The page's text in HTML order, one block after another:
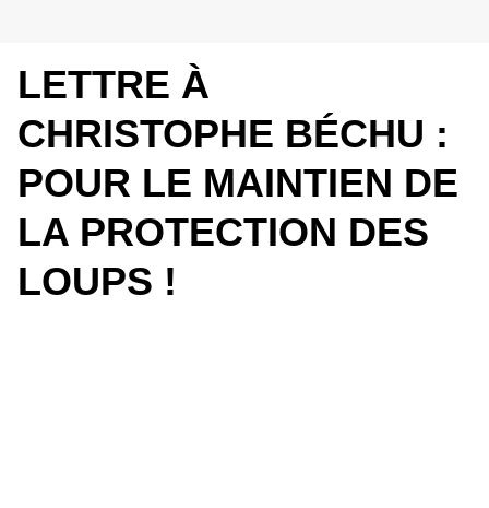
LETTRE À
CHRISTOPHE BÉCHU :
POUR LE MAINTIEN DE
LA PROTECTION DES
LOUPS !